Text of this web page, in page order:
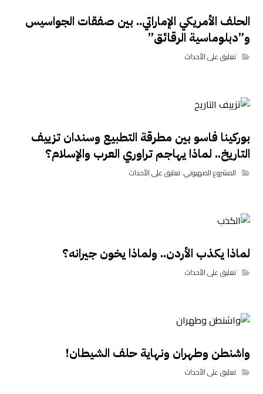
الحلف الأمريكي الإماراتي.. بين صفقات الجواسيس
و”دبلوماسية الرقائق”
تعليق على الأحداث
بوركينا فاسو بين مطرقة التطبيع وسندان تزييف
التاريخ.. لماذا يهاجم تراوري العرب والإسلام؟
المشروع الصهيوني,تعليق على الأحداث
لماذا يكذب الأردن.. ولماذا يخون جيرانه؟
تعليق على الأحداث
واشنطن وطهران ونهاية حلف الشيطان!
تعليق على الأحداث